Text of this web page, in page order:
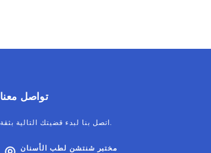
تواصل معنا
اتصل بنا لبدء قضيتك التالية بثقة.
مختبر شنتشن لطب الأسنان